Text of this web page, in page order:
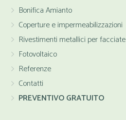
Bonifica Amianto
Coperture e impermeabilizzazioni
Rivestimenti metallici per facciate
Fotovoltaico
Referenze
Contatti
PREVENTIVO GRATUITO